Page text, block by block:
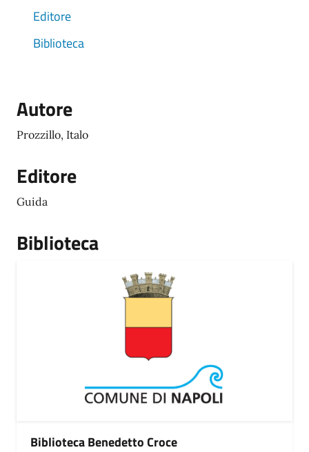
Editore
Biblioteca
Autore
Prozzillo, Italo
Editore
Guida
Biblioteca
Biblioteca Benedetto Croce